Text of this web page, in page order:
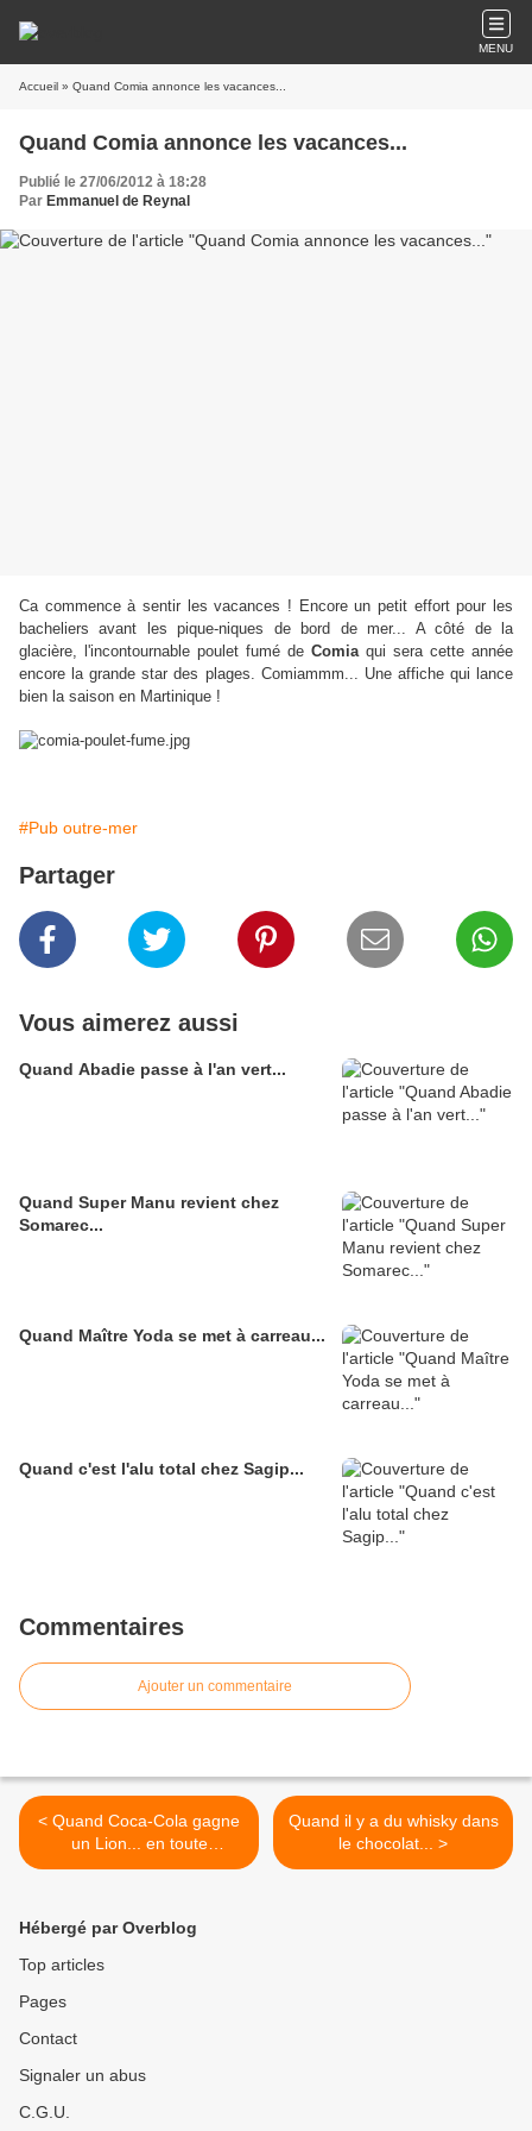
MENU
Accueil » Quand Comia annonce les vacances...
Quand Comia annonce les vacances...
Publié le 27/06/2012 à 18:28
Par Emmanuel de Reynal
Ca commence à sentir les vacances ! Encore un petit effort pour les
bacheliers avant les pique-niques de bord de mer... A côté de la
glacière, l'incontournable poulet fumé de Comiaqui sera cette année
encore la grande star des plages. Comiammm... Une affiche qui lance
bien la saison en Martinique !
#Pub outre-mer
Partager
Vous aimerez aussi
Quand Abadie passe à l'an vert...
Quand Super Manu revient chez
Somarec...
Quand Maître Yoda se met à carreau...
Quand c'est l'alu total chez Sagip...
Commentaires
Ajouter un commentaire
< Quand Coca-Cola gagne
un Lion... en toute
simplicité.
Quand il y a du whisky dans
le chocolat... >
Hébergé par Overblog
Top articles
Pages
Contact
Signaler un abus
C.G.U.